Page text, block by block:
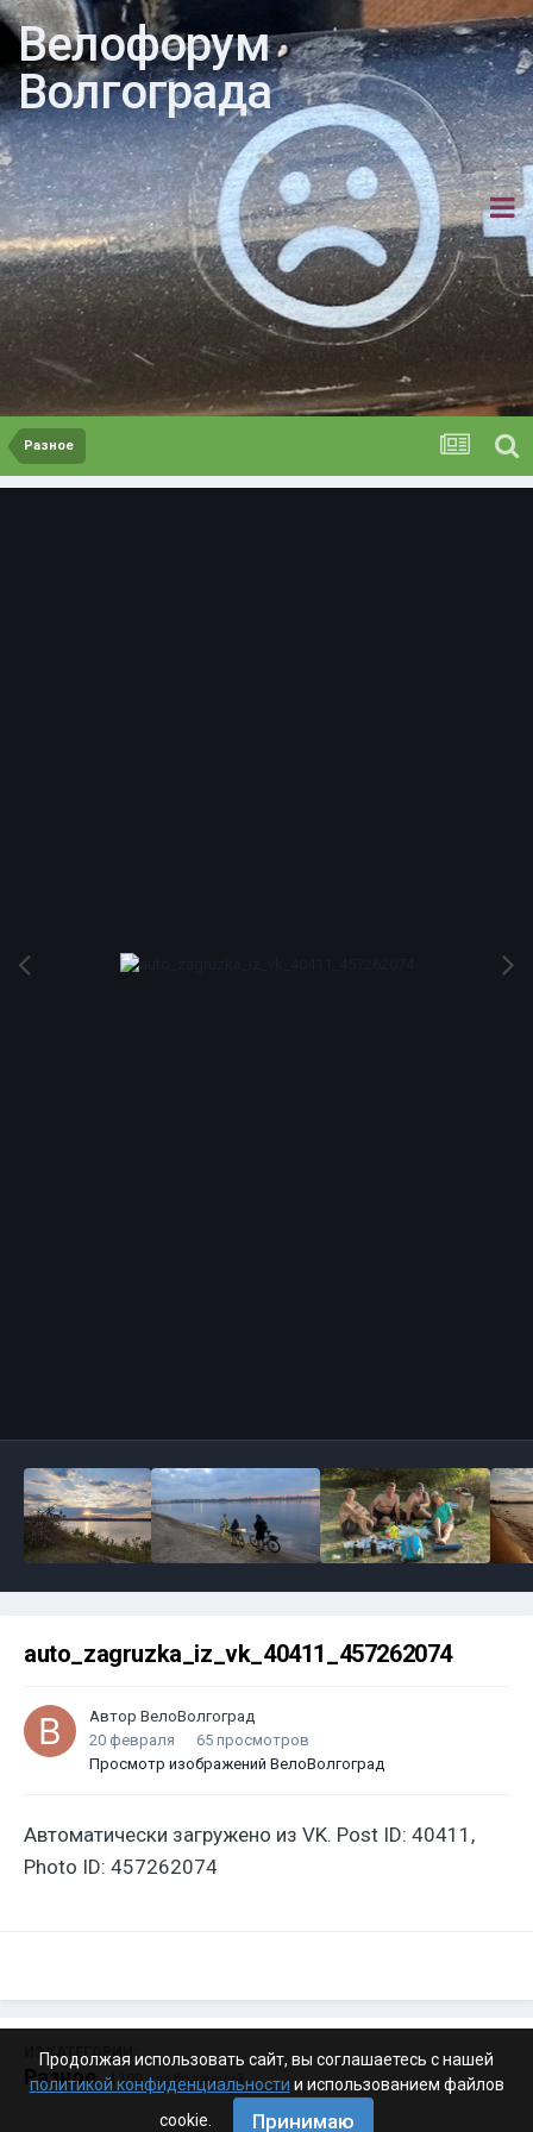
Велофорум
Волгограда
Разное
auto_zagruzka_iz_vk_40411_457262074
Автор ВелоВолгоград
20 февраля
65 просмотров
Просмотр изображений ВелоВолгоград
Автоматически загружено из VK. Post ID: 40411,
Photo ID: 457262074
ИЗ КАТЕГОРИИ:
Разное · 4 199 изображений
Продолжая использовать сайт, вы соглашаетесь с нашей
политикой конфиденциальности и использованием файлов
cookie.
Принимаю